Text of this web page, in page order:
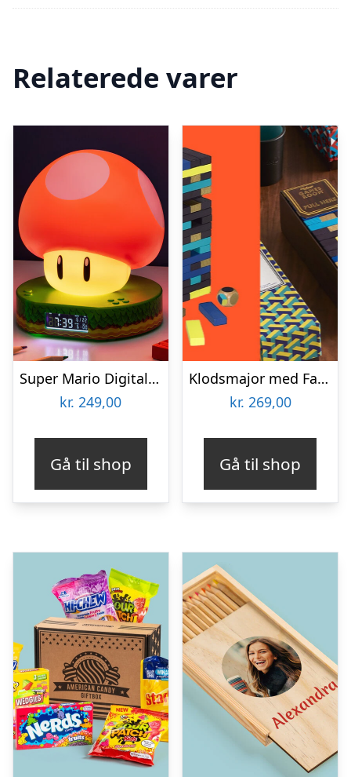
Relaterede varer
Super Mario Digital Vækkeur
kr. 249,00
Gå til shop
Klodsmajor med Farver
kr. 269,00
Gå til shop